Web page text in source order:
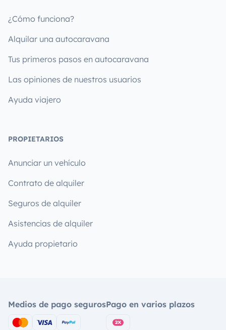
¿Cómo funciona?
Alquilar una autocaravana
Tus primeros pasos en autocaravana
Las opiniones de nuestros usuarios
Ayuda viajero
PROPIETARIOS
Anunciar un vehículo
Contrato de alquiler
Seguros de alquiler
Asistencias de alquiler
Ayuda propietario
Medios de pago segurosPago en varios plazos